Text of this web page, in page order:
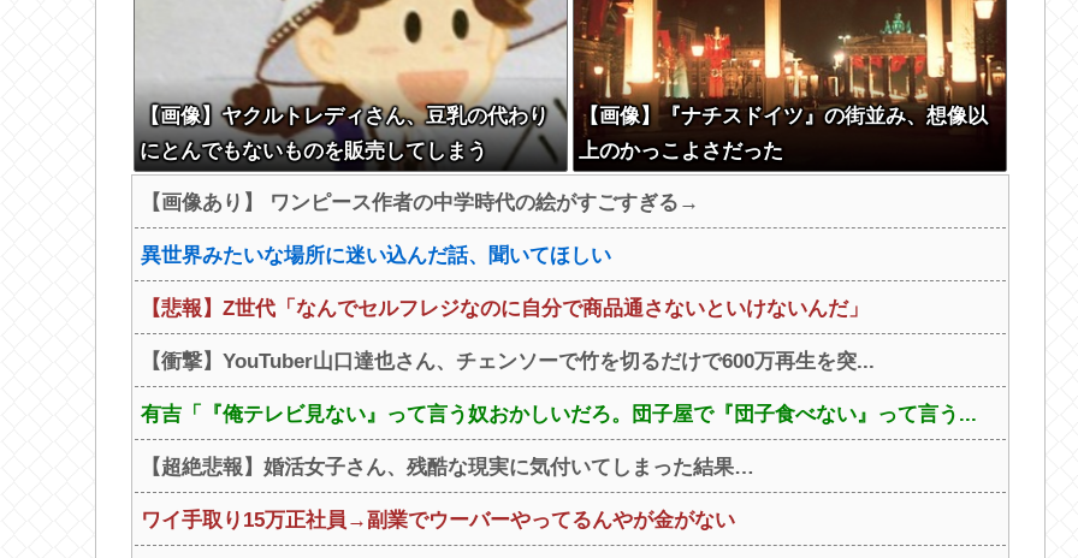
【画像】ヤクルトレディさん、豆乳の代わり
にとんでもないものを販売してしまう
【画像】『ナチスドイツ』の街並み、想像以
上のかっこよさだった
【画像あり】 ワンピース作者の中学時代の絵がすごすぎる→
異世界みたいな場所に迷い込んだ話、聞いてほしい
【悲報】Z世代「なんでセルフレジなのに自分で商品通さないといけないんだ」
【衝撃】YouTuber山口達也さん、チェンソーで竹を切るだけで600万再生を突...
有吉「『俺テレビ見ない』って言う奴おかしいだろ。団子屋で『団子食べない』って言う...
【超絶悲報】婚活女子さん、残酷な現実に気付いてしまった結果…
ワイ手取り15万正社員→副業でウーバーやってるんやが金がない